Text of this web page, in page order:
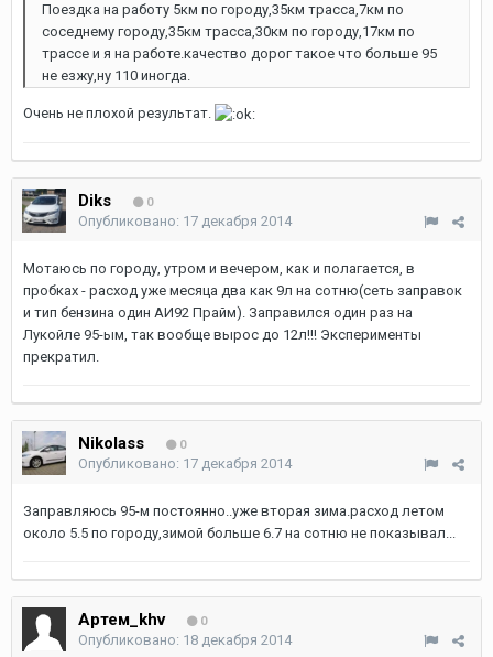
Поездка на работу 5км по городу,35км трасса,7км по
соседнему городу,35км трасса,30км по городу,17км по
трассе и я на работе.качество дорог такое что больше 95
не езжу,ну 110 иногда.
Очень не плохой результат.
Diks 0
Опубликовано: 17 декабря 2014
Мотаюсь по городу, утром и вечером, как и полагается, в
пробках - расход уже месяца два как 9л на сотню(сеть заправок
и тип бензина один АИ92 Прайм). Заправился один раз на
Лукойле 95-ым, так вообще вырос до 12л!!! Эксперименты
прекратил.
Nikolass 0
Опубликовано: 17 декабря 2014
Заправляюсь 95-м постоянно..уже вторая зима.расход летом
около 5.5 по городу,зимой больше 6.7 на сотню не показывал...
Артем_khv 0
Опубликовано: 18 декабря 2014